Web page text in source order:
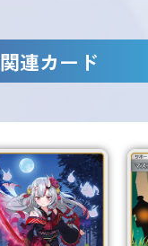
関連カード